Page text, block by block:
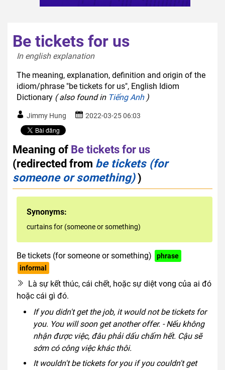
Be tickets for us
In english explanation
The meaning, explanation, definition and origin of the
idiom/phrase "be tickets for us", English Idiom
Dictionary ( also found in Tiếng Anh)
Jimmy Hung 2022-03-25 06:03
Meaning of Be tickets for us
(redirected from be tickets (for
someone or something))
Synonyms:
curtains for (someone or something)
Be tickets (for someone or something)
phrase
informal
Là sự kết thúc, cái chết, hoặc sự diệt vong của ai đó
hoặc cái gì đó.
If you didn't get the job, it would not be tickets for
you. You will soon get another offer. - Nếu không
nhận được việc, đâu phải dấu chấm hết. Cậu sẽ
sớm có công việc khác thôi.
It wouldn't be tickets for you if you couldn't get